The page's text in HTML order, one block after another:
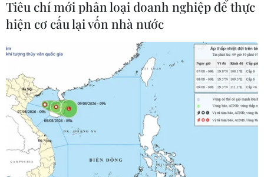
Thời tiết ngày 6/8: Bão số 3 đã di
chuyển ra ngoài Biển Đông
05/08/2026 23:15
Chủ động ứng phó với biến đổi khí
hậu trong thời kỳ mới
05/08/2026 14:57
Tiêu chí mới phân loại doanh nghiệp để thực
hiện cơ cấu lại vốn nhà nước